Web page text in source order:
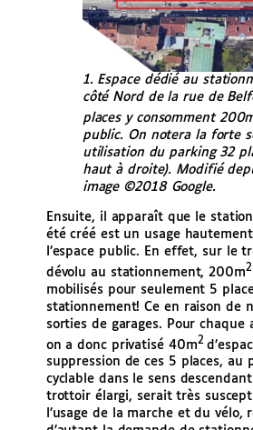
1. Espace dédié au
côté Nord de la rue de
places y consomment
public. On notera la forte
utilisation du parking 32
haut à droite). Modifié
image ©2018 Google.
Ensuite, il apparaît que le
été créé est un usage
l’espace public. En effet, sur le
dévolu au stationnement, 200m2
mobilisés pour seulement 5
stationnement! Ce en raison de
sorties de garages. Pour chaque
on a donc privatisé 40m2
suppression de ces 5 places, au
cyclable dans le sens
trottoir élargi, serait très
l’usage de la marche et du vélo,